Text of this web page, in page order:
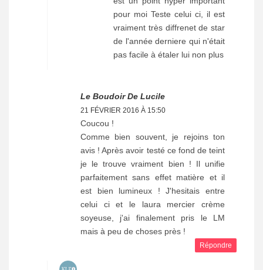
pour moi Teste celui ci, il est
vraiment très diffrenet de star
de l'année derniere qui n'était
pas facile à étaler lui non plus
Le Boudoir De Lucile
21 FÉVRIER 2016 À 15:50
Coucou !
Comme bien souvent, je rejoins ton
avis ! Après avoir testé ce fond de teint
je le trouve vraiment bien ! Il unifie
parfaitement sans effet matière et il
est bien lumineux ! J'hesitais entre
celui ci et le laura mercier crème
soyeuse, j'ai finalement pris le LM
mais à peu de choses près !
Répondre